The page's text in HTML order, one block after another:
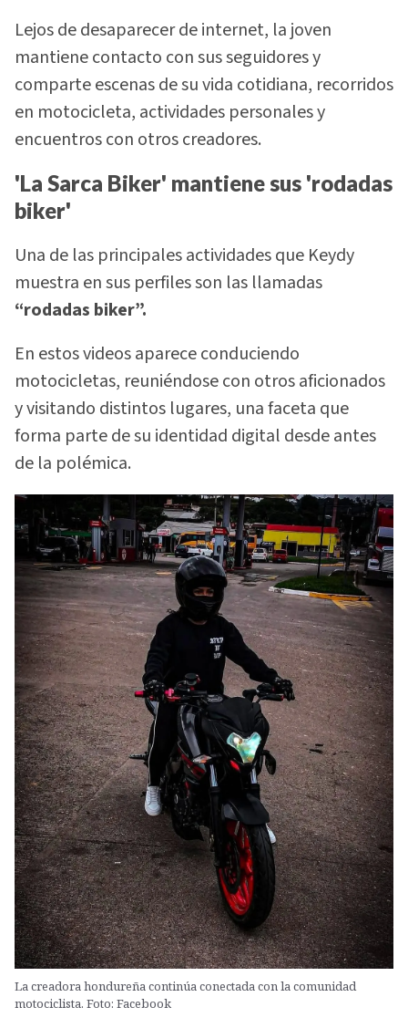
Lejos de desaparecer de internet, la joven
mantiene contacto con sus seguidores y
comparte escenas de su vida cotidiana, recorridos
en motocicleta, actividades personales y
encuentros con otros creadores.
'La Sarca Biker' mantiene sus 'rodadas
biker'
Una de las principales actividades que Keydy
muestra en sus perfiles son las llamadas
“rodadas biker”.
En estos videos aparece conduciendo
motocicletas, reuniéndose con otros aficionados
y visitando distintos lugares, una faceta que
forma parte de su identidad digital desde antes
de la polémica.
La creadora hondureña continúa conectada con la comunidad
motociclista. Foto: Facebook